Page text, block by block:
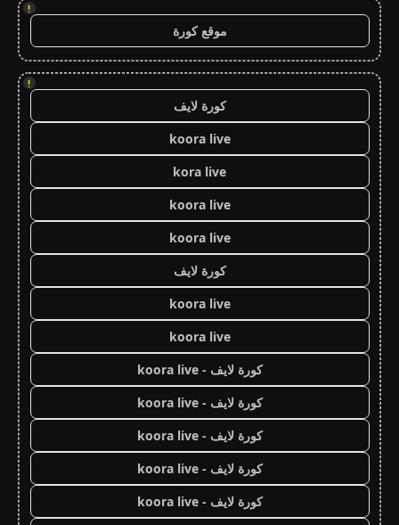
!
موقع كورة
!
كورة لايف
koora live
kora live
koora live
koora live
كورة لايف
koora live
koora live
كورة لايف - koora live
كورة لايف - koora live
كورة لايف - koora live
كورة لايف - koora live
كورة لايف - koora live